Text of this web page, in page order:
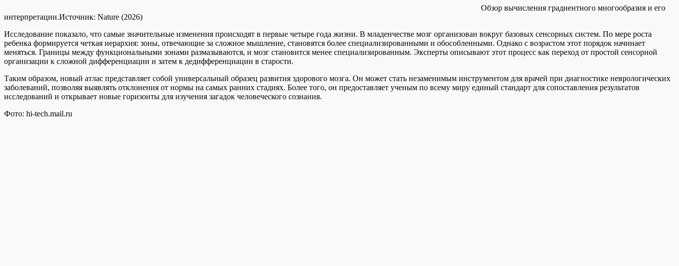
Обзор вычисления градиентного многообразия и его
интерпретации.Источник: Nature (2026)
Исследование показало, что самые значительные изменения происходят в первые четыре года жизни. В младенчестве мозг организован вокруг базовых сенсорных систем. По мере роста
ребенка формируется четкая иерархия: зоны, отвечающие за сложное мышление, становятся более специализированными и обособленными. Однако с возрастом этот порядок начинает
меняться. Границы между функциональными зонами размазываются, и мозг становится менее специализированным. Эксперты описывают этот процесс как переход от простой сенсорной
организации к сложной дифференциации и затем к дедифференциации в старости.
Таким образом, новый атлас представляет собой универсальный образец развития здорового мозга. Он может стать незаменимым инструментом для врачей при диагностике неврологических
заболеваний, позволяя выявлять отклонения от нормы на самых ранних стадиях. Более того, он предоставляет ученым по всему миру единый стандарт для сопоставления результатов
исследований и открывает новые горизонты для изучения загадок человеческого сознания.
Фото: hi-tech.mail.ru